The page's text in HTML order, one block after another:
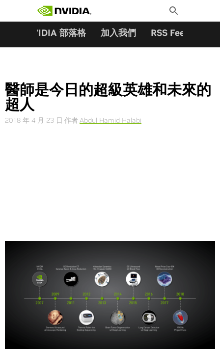
Toggle
Search
NVIDIA 部落格 加入我們 RSS Feeds
醫師是今日的超級英雄和未來的
超人
2018 年 4 月 23 日 作者 Abdul Hamid Halabi